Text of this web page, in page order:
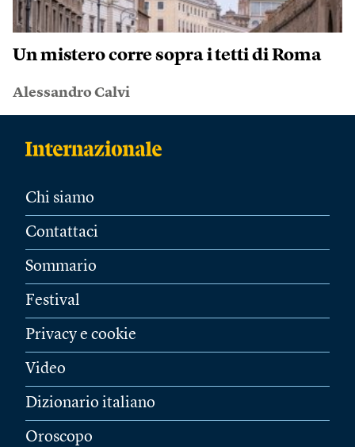
Un mistero corre sopra i tetti di Roma
Alessandro Calvi
Chi siamo
Contattaci
Sommario
Festival
Privacy e cookie
Video
Dizionario italiano
Oroscopo